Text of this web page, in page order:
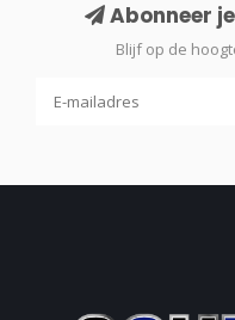
Abonneer
Blijf op de